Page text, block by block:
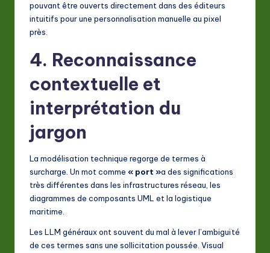
pouvant être ouverts directement dans des éditeurs
intuitifs pour une personnalisation manuelle au pixel
près.
4. Reconnaissance
contextuelle et
interprétation du
jargon
La modélisation technique regorge de termes à
surcharge. Un mot comme « port »a des significations
très différentes dans les infrastructures réseau, les
diagrammes de composants UML et la logistique
maritime.
Les LLM généraux ont souvent du mal à lever l’ambiguïté
de ces termes sans une sollicitation poussée. Visual